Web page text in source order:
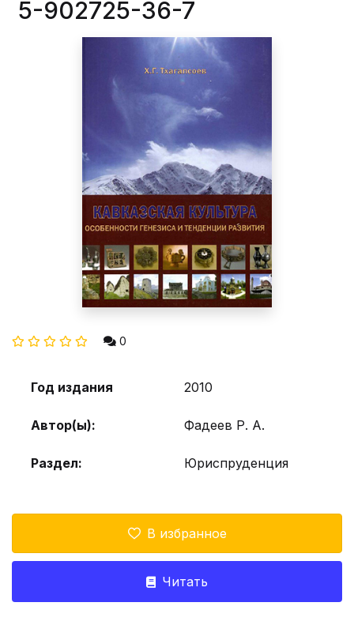
5-902725-36-7
0
Год издания 2010
Автор(ы): Фадеев Р. А.
Раздел: Юриспруденция
В избранное
Читать